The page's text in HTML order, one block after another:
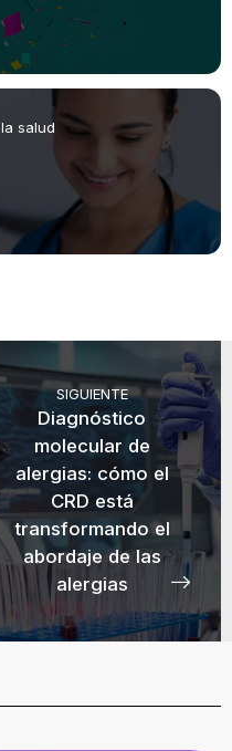
salud
SIGUIENTE
Diagnóstico
molecular de
alergias: cómo el
CRD está
transformando el
abordaje de las
alergias